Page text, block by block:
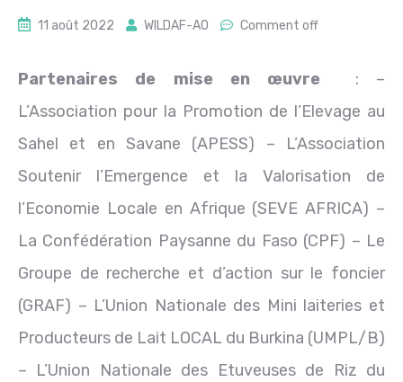
11 août 2022 WILDAF-AO Comment off
Partenaires de mise en œuvre : –
L’Association pour la Promotion de l’Elevage au
Sahel et en Savane (APESS) – L’Association
Soutenir l’Emergence et la Valorisation de
l’Economie Locale en Afrique (SEVE AFRICA) –
La Confédération Paysanne du Faso (CPF) – Le
Groupe de recherche et d’action sur le foncier
(GRAF) – L’Union Nationale des Mini laiteries et
Producteurs de Lait LOCAL du Burkina (UMPL/B)
– L’Union Nationale des Etuveuses de Riz du